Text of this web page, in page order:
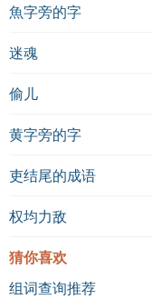
魚字旁的字
迷魂
偷儿
黄字旁的字
吏结尾的成语
权均力敌
猜你喜欢
组词查询推荐